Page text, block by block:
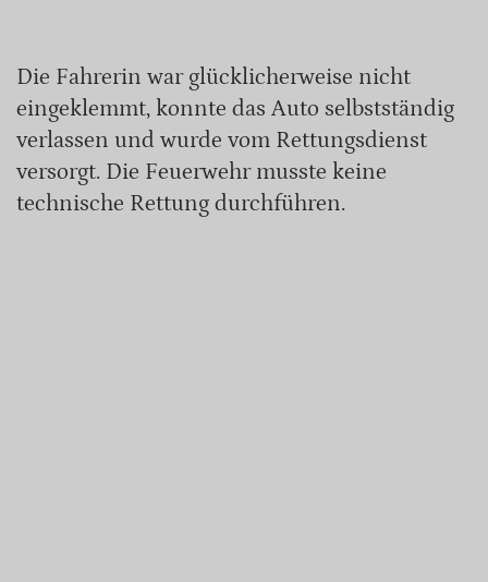
Die Fahrerin war glücklicherweise nicht
eingeklemmt, konnte das Auto selbstständig
verlassen und wurde vom Rettungsdienst
versorgt. Die Feuerwehr musste keine
technische Rettung durchführen.